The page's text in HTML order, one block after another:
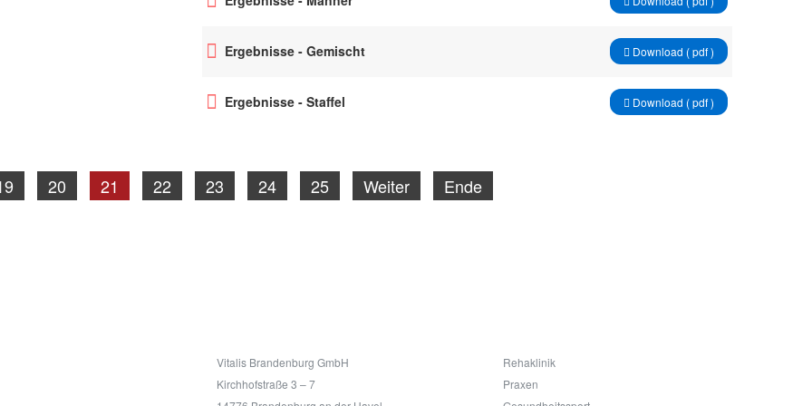
Ergebnisse - Gemischt Download ( pdf )
Ergebnisse - Staffel Download ( pdf )
20 21 22 23 24 25 Weiter Ende
Rehaklinik
Praxen
Vitalis Brandenburg GmbH
Kirchhofstraße 3 – 7